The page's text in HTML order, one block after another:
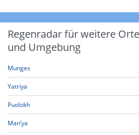
Regenradar für weitere
und Umgebung
Munges
Yatriya
Puolokh
Man’ya